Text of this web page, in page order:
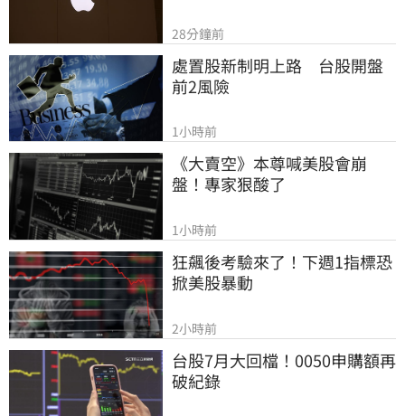
28分鐘前
處置股新制明上路　台股開盤
前2風險
1小時前
《大賣空》本尊喊美股會崩
盤！專家狠酸了
1小時前
狂飆後考驗來了！下週1指標恐
掀美股暴動
2小時前
台股7月大回檔！0050申購額再
破紀錄